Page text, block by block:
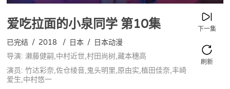
爱吃拉面的小泉同学 第10集 下一集
刷新
已完结 / 2018 / 日本 / 日本动漫
导演: 濑藤健嗣,中村近世,村田尚树,藏本穗高
演员: 竹达彩奈,佐仓绫音,鬼头明里,原由实,植田佳奈,丰崎
爱生,中村悠一